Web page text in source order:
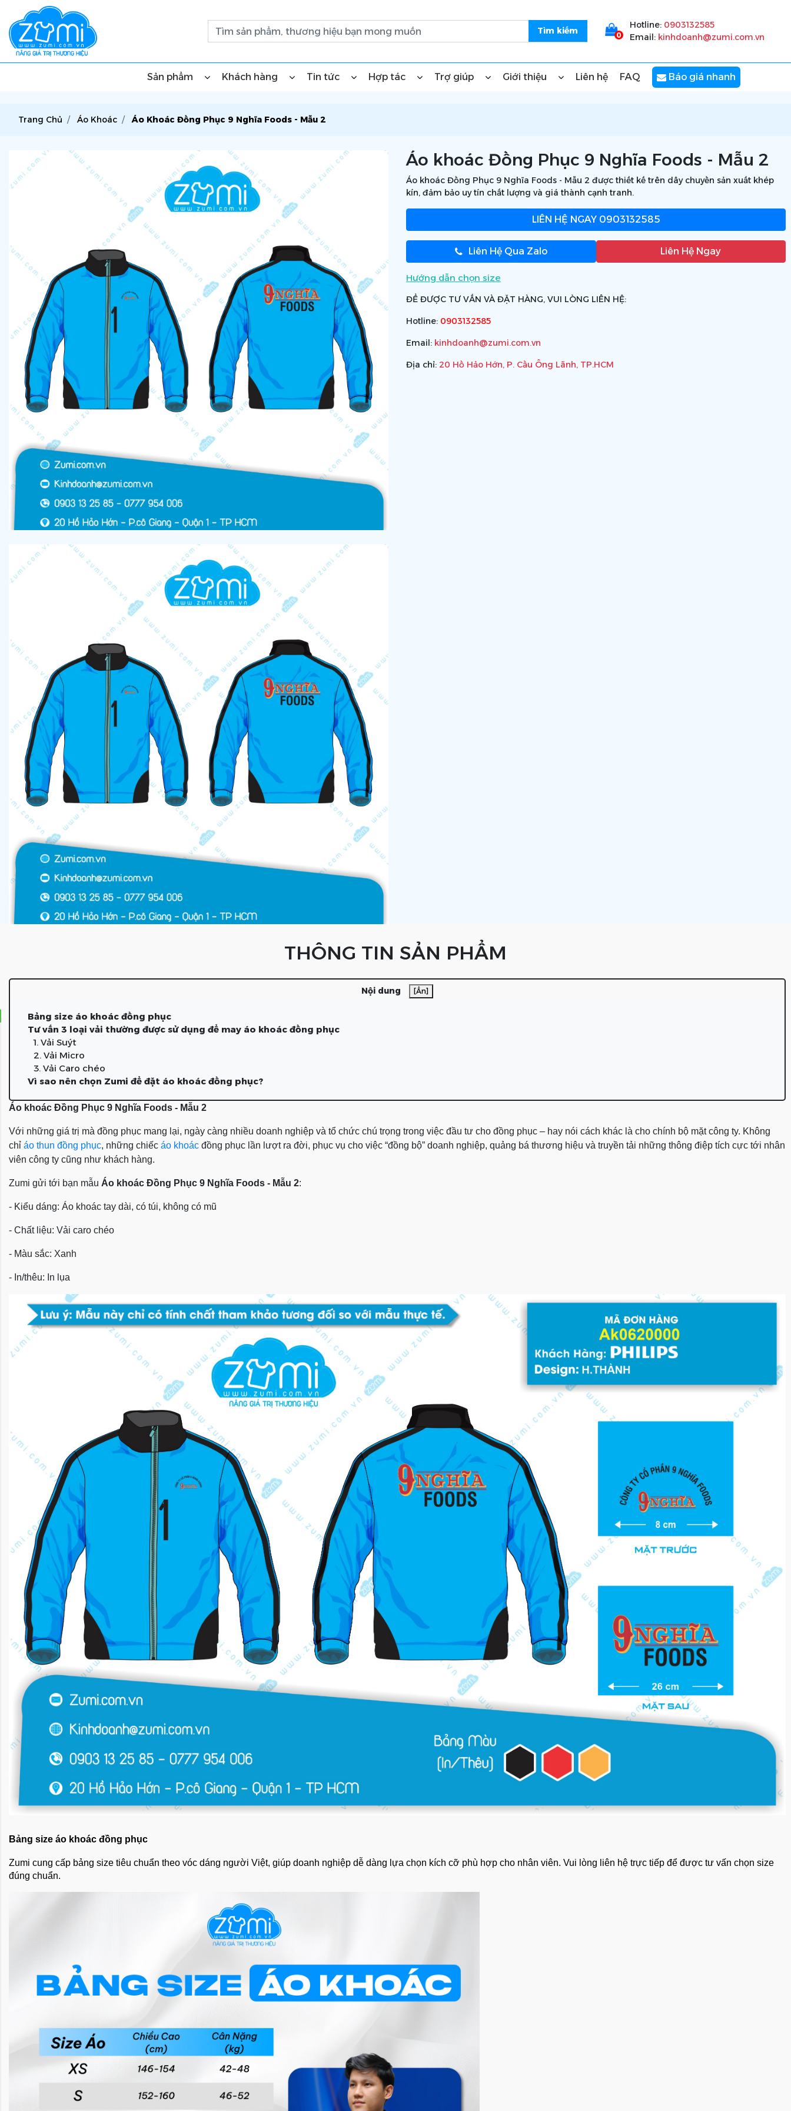
0
Hotline: 0903132585
Email: kinhdoanh@zumi.com.vn
Sản phẩm Khách hàng Tin tức Hợp tác Trợ giúp Giới thiệu Liên hệ FAQ Báo giá nhanh
Trang Chủ Áo Khoác Áo Khoác Đồng Phục 9 Nghĩa Foods - Mẫu 2
Áo khoác Đồng Phục 9 Nghĩa Foods - Mẫu 2
Áo khoác Đồng Phục 9 Nghĩa Foods - Mẫu 2 được thiết kế trên dây chuyền sản xuất khép
kín, đảm bảo uy tín chất lượng và giá thành cạnh tranh.
LIÊN HỆ NGAY0903132585
Liên Hệ Qua Zalo Liên Hệ Ngay
Hướng dẫn chọn size
ĐỂ ĐƯỢC TƯ VẤN VÀ ĐẶT HÀNG, VUI LÒNG LIÊN HỆ:
Hotline: 0903132585
Email: kinhdoanh@zumi.com.vn
Địa chỉ: 20 Hồ Hảo Hớn, P. Cầu Ông Lãnh, TP.HCM
THÔNG TIN SẢN PHẨM
Nội dung [Ẩn]
Bảng size áo khoác đồng phục
Tư vấn 3 loại vải thường được sử dụng để may áo khoác đồng phục
1. Vải Suýt
2. Vải Micro
3. Vải Caro chéo
Vì sao nên chọn Zumi để đặt áo khoác đồng phục?
Áo khoác Đồng Phục 9 Nghĩa Foods - Mẫu 2
Với những giá trị mà đồng phục mang lại, ngày càng nhiều doanh nghiệp và tổ chức chú trọng trong việc đầu tư cho đồng phục – hay nói cách khác là cho chính bộ mặt công ty. Không
chỉ áo thun đồng phục, những chiếc áo khoác đồng phục lần lượt ra đời, phục vụ cho việc “đồng bộ” doanh nghiệp, quảng bá thương hiệu và truyền tải những thông điệp tích cực tới nhân
viên công ty cũng như khách hàng.
Zumi gửi tới bạn mẫu Áo khoác Đồng Phục 9 Nghĩa Foods - Mẫu 2:
- Kiểu dáng: Áo khoác tay dài, có túi, không có mũ
- Chất liệu: Vải caro chéo
- Màu sắc: Xanh
- In/thêu: In lụa
Bảng size áo khoác đồng phục
Zumi cung cấp bảng size tiêu chuẩn theo vóc dáng người Việt, giúp doanh nghiệp dễ dàng lựa chọn kích cỡ phù hợp cho nhân viên. Vui lòng liên hệ trực tiếp để được tư vấn chọn size
đúng chuẩn.